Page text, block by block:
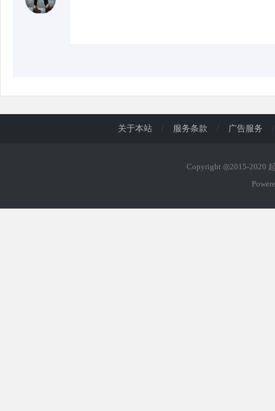
关于本站 / 服务条款 / 广告服务 /
Copyright ◎2015-2020